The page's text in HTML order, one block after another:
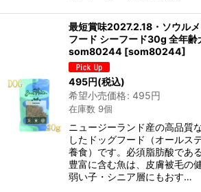
最短賞味2027.2.18・ソウル
フード シーフード30g 全年齢
som80244 [som80244]
495円(税込)
希望小売価格: 495円
在庫数 9個
ニュージーランド産の高品質
したドッグフード（オールス
養食）です。必須脂肪酸であ
豊富に含む魚は、皮膚被毛の
弱い子・シニア層にもおす…